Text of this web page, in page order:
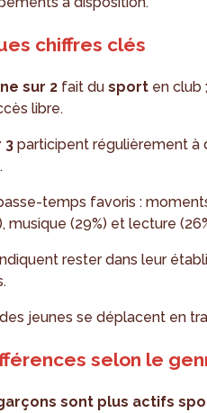
chiffres clés
sur 2 fait dusport en club
libre.
3 participent régulièrement à
temps favoris :
musique (29%) et lecture
rester dans leur
des jeunes se déplacent en
selon le
sont plus actifs